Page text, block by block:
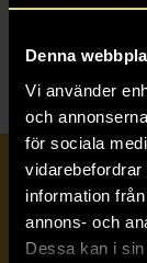
Denna
Vi använder
och
för sociala
vidarebefordrar
information
annons- och
Dessa kan i
T